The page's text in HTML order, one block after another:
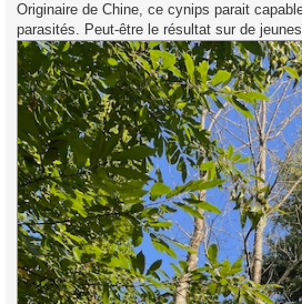
Originaire de Chine, ce cynips parait
parasités. Peut-être le résultat sur de